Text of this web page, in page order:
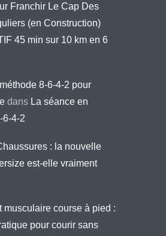
Franchir Le Cap Des
(en Construction)
45 min sur 10 km en 6
8-6-4-2 pour
dans La séance en
6-4-2
: la nouvelle
est-elle vraiment
musculaire course à pied :
pour courir sans